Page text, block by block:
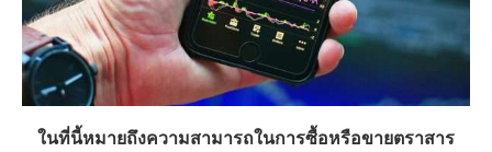
ในที่นี้หมายถึงความสามารถในการซื้อหรือขายตราสาร